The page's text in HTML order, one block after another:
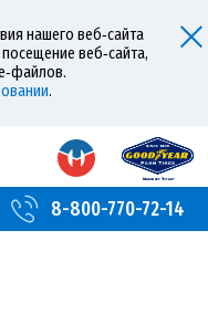
нашего веб‑сайта
веб‑сайта,
.
8-800-770-72-14